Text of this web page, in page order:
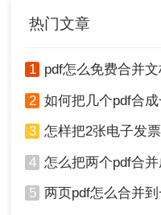
3、在打印对话框中，选
4、点击“打印”按钮，系
macOS系统
1、打开“预览”应用，
件。
2、在菜单栏中选择“
然后选择其他需要合
有必要将二个PDF合并成
热门文章
1 pdf怎么免费合并
2 如何把几个pdf合成一
3 怎样把2张电子发票合并
4 怎么把两个pdf合并成
5 两页pdf怎么合并到一